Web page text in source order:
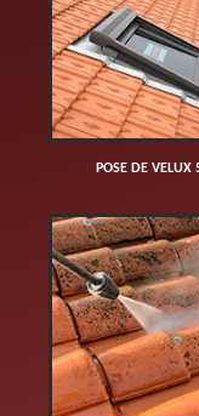
POSE DE VELUX